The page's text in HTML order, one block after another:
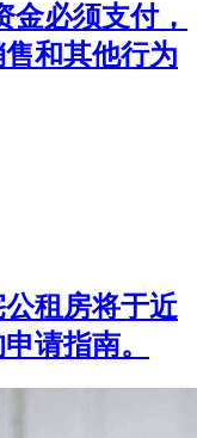
必须支付，
和其他行为
租房将于近
请指南。